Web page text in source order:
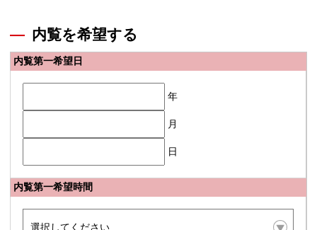
内覧を希望する
内覧第一希望日
年
月
日
内覧第一希望時間